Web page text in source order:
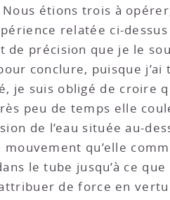
étions trois à
relatée ci-dessus
précision que je le
conclure, puisque j’ai
je suis obligé de croire
peu de temps elle
de l’eau située au-
qu’elle
le tube jusqu’à ce que
de force en